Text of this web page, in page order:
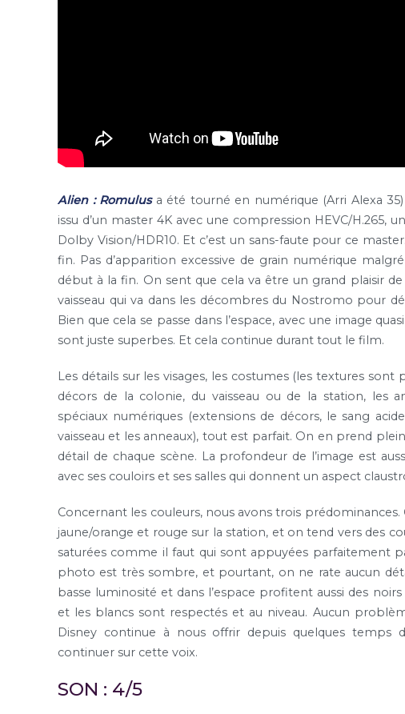
Alien : Romulusa été tourné en numérique (Arri Alexa
issu d’un master 4K avec une compression HEVC/H.265,
Dolby Vision/HDR10. Et c’est un sans-faute pour ce
fin. Pas d’apparition excessive de grain numérique
début à la fin. On sent que cela va être un grand plaisir
vaisseau qui va dans les décombres du Nostromo pour
Bien que cela se passe dans l’espace, avec une image
sont juste superbes. Et cela continue durant tout le film.
Les détails sur les visages, les costumes (les textures
décors de la colonie, du vaisseau ou de la station, les
spéciaux numériques (extensions de décors, le sang
vaisseau et les anneaux), tout est parfait. On en prend
détail de chaque scène. La profondeur de l’image est
avec ses couloirs et ses salles qui donnent un aspect
Concernant les couleurs, nous avons trois
jaune/orange et rouge sur la station, et on tend vers des
saturées comme il faut qui sont appuyées parfaitement
photo est très sombre, et pourtant, on ne rate aucun
basse luminosité et dans l’espace profitent aussi des
et les blancs sont respectés et au niveau. Aucun
Disney continue à nous offrir depuis quelques temps
continuer sur cette voix.
SON : 4/5